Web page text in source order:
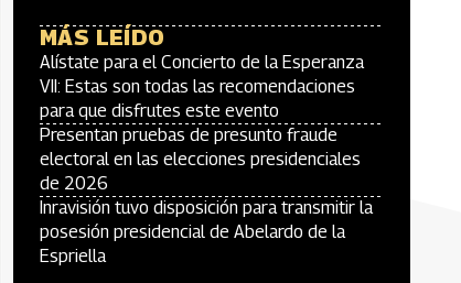
MÁS LEÍDO
Alístate para el Concierto de la Esperanza
VII: Estas son todas las recomendaciones
para que disfrutes este evento
Presentan pruebas de presunto fraude
electoral en las elecciones presidenciales
de 2026
Inravisión tuvo disposición para transmitir la
posesión presidencial de Abelardo de la
Espriella